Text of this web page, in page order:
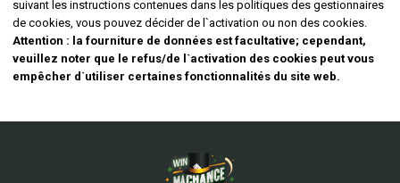
suivant les instructions contenues dans les politiques des gestionnaires
de cookies, vous pouvez décider de l`activation ou non des cookies.
Attention : la fourniture de données est facultative; cependant,
veuillez noter que le refus/de l`activation des cookies peut vous
empêcher d`utiliser certaines fonctionnalités du site web.